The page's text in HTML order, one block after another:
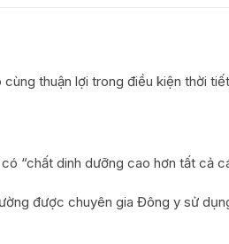
thuận lợi trong điều kiện thời
“chất dinh dưỡng cao hơn tất cả
được chuyên gia Đông y sử